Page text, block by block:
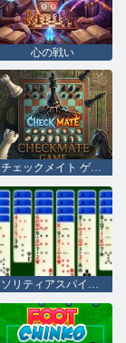
心の戦い
チェックメイト ゲーム
ソリティアスパイダー2